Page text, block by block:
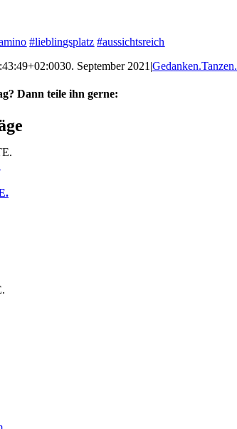
#lieblingsplatz #aussichtsreich
30. September 2021 |Gedanken.Tanzen.
Dann teile ihn gerne: